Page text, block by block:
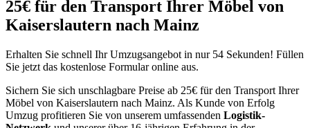
25€ für den Transport Ihrer Möbel von
Kaiserslautern nach Mainz
Erhalten Sie schnell Ihr Umzugsangebot in nur 54 Sekunden! Füllen
Sie jetzt das kostenlose Formular online aus.
Sichern Sie sich unschlagbare Preise ab 25€ für den Transport Ihrer
Möbel von Kaiserslautern nach Mainz. Als Kunde von Erfolg
Umzug profitieren Sie von unserem umfassenden Logistik-